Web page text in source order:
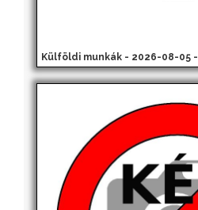
Külföldi munkák - 2026-08-05 -